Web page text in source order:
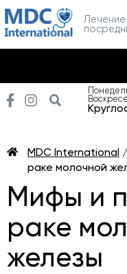
Лечение
MDC International /
раке молочной
Мифы и
раке
железы